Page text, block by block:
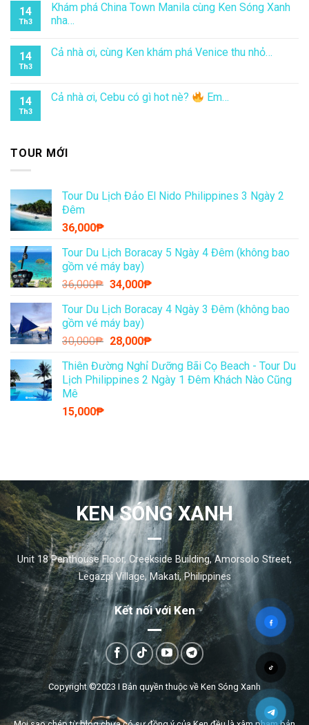
14
Th3
Khám phá China Town Manila cùng Ken Sóng Xanh
nha…
14
Th3
Cả nhà ơi, cùng Ken khám phá Venice thu nhỏ…
14
Th3
Cả nhà ơi, Cebu có gì hot nè? Em…
TOUR MỚI
Tour Du Lịch Đảo El Nido Philippines 3 Ngày 2
Đêm
36,000₱
Tour Du Lịch Boracay 5 Ngày 4 Đêm (không bao
gồm vé máy bay)
36,000₱ Giá
là:
36,000₱.
34,000₱Giá
tại
34,000₱.
Tour Du Lịch Boracay 4 Ngày 3 Đêm (không bao
gồm vé máy bay)
30,000₱ Giá
là:
30,000₱.
28,000₱Giá
tại
là:
Thiên Đường Nghỉ Dưỡng Bãi Cọ Beach - Tour Du
Lịch Philippines 2 Ngày 1 Đêm Khách Nào Cũng
Mê
15,000₱
KEN SÓNG XANH
Unit 18 Penthouse Floor, Creekside Building, Amorsolo Street,
Legazpi Village, Makati, Philippines
Kết nối với Ken
Copyright ©2023 I Bản quyền thuộc về Ken Sóng Xanh